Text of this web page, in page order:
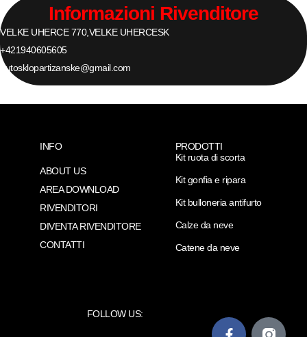
Informazioni Rivenditore
VELKE UHERCE 770,VELKE UHERCESK
+421940605605
autosklopartizanske@gmail.com
INFO
ABOUT US
AREA DOWNLOAD
RIVENDITORI
DIVENTA RIVENDITORE
CONTATTI
PRODOTTI
Kit ruota di scorta
Kit gonfia e ripara
Kit bulloneria antifurto
Calze da neve
Catene da neve
FOLLOW US: